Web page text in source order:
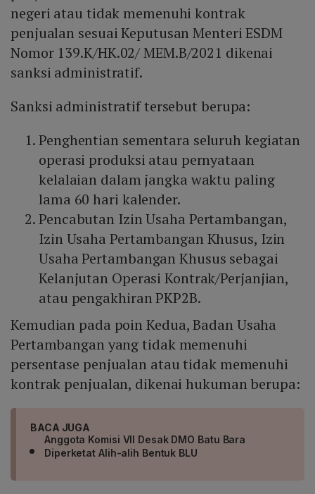
negeri atau tidak memenuhi kontrak
penjualan sesuai Keputusan Menteri ESDM
Nomor 139.K/HK.02/ MEM.B/2021 dikenai
sanksi administratif.
Sanksi administratif tersebut berupa:
Penghentian sementara seluruh kegiatan
operasi produksi atau pernyataan
kelalaian dalam jangka waktu paling
lama 60 hari kalender.
Pencabutan Izin Usaha Pertambangan,
Izin Usaha Pertambangan Khusus, Izin
Usaha Pertambangan Khusus sebagai
Kelanjutan Operasi Kontrak/Perjanjian,
atau pengakhiran PKP2B.
Kemudian pada poin Kedua, Badan Usaha
Pertambangan yang tidak memenuhi
persentase penjualan atau tidak memenuhi
kontrak penjualan, dikenai hukuman berupa:
BACA JUGA
Anggota Komisi VII Desak DMO Batu Bara
Diperketat Alih-alih Bentuk BLU